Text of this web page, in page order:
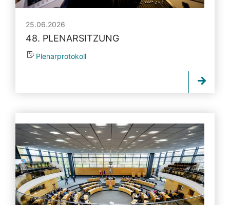
25.06.2026
48. PLENARSITZUNG
Plenarprotokoll